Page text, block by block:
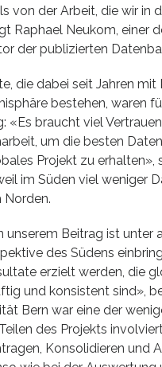
von der Arbeit, die wir in
Raphael Neukom, einer
der publizierten
die dabei seit Jahren mit
bestehen, waren
«Es braucht viel
um die besten
Projekt zu erhalten»,
im Süden viel weniger
Norden.
unserem Beitrag ist unter
des Südens
erzielt werden, die
und konsistent sind»,
Bern war eine der
des Projekts
Konsolidieren und